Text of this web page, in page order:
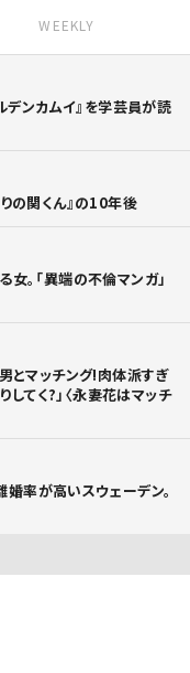
WEEKLY
デンカムイ』を学芸員が読
の関くん』の10年後
。「異端の不倫マンガ」
とマッチング!肉体派すぎ
してく?」〈永妻花はマッチ
率が高いスウェーデン。